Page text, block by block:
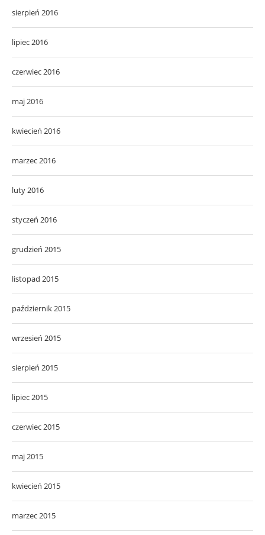
sierpień 2016
lipiec 2016
czerwiec 2016
maj 2016
kwiecień 2016
marzec 2016
luty 2016
styczeń 2016
grudzień 2015
listopad 2015
październik 2015
wrzesień 2015
sierpień 2015
lipiec 2015
czerwiec 2015
maj 2015
kwiecień 2015
marzec 2015